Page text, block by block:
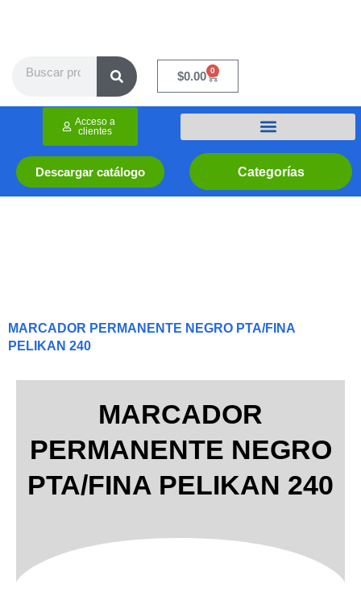
$0.00 0
Cart
Categorías
Descargar catálogo
Acceso a
clientes
MARCADOR PERMANENTE NEGRO PTA/FINA
PELIKAN 240
MARCADOR
PERMANENTE NEGRO
PTA/FINA PELIKAN 240